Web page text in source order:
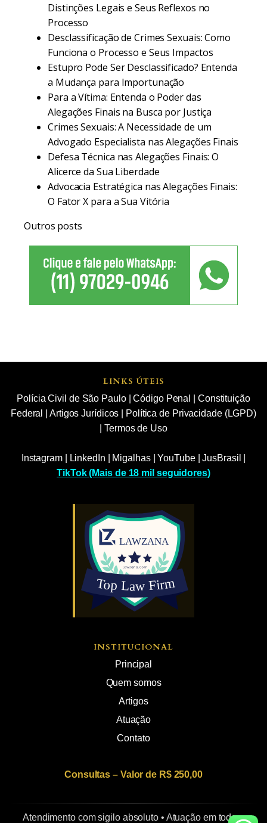
Distinções Legais e Seus Reflexos no
Processo
Desclassificação de Crimes Sexuais: Como
Funciona o Processo e Seus Impactos
Estupro Pode Ser Desclassificado? Entenda
a Mudança para Importunação
Para a Vítima: Entenda o Poder das
Alegações Finais na Busca por Justiça
Crimes Sexuais: A Necessidade de um
Advogado Especialista nas Alegações Finais
Defesa Técnica nas Alegações Finais: O
Alicerce da Sua Liberdade
Advocacia Estratégica nas Alegações Finais:
O Fator X para a Sua Vitória
Outros posts
LINKS ÚTEIS
Polícia Civil de São Paulo|Código Penal
Constituição
Federal
Artigos Jurídicos
Política de Privacidade (LGPD)
|Termos de Uso
Instagram| LinkedIn Migalhas|YouTube|JusBrasil
TikTok (Mais de 18 mil seguidores)
INSTITUCIONAL
Principal
Quem somos
Artigos
Atuação
Contato
Consultas – Valor de R$ 250,00
Atendimento com sigilo absoluto • Atuação em todo o